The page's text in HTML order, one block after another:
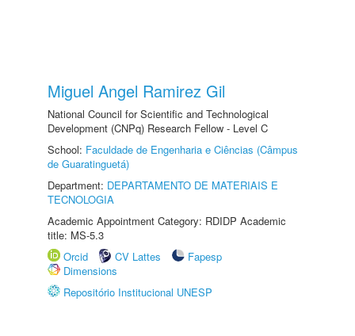
Miguel Angel Ramirez Gil
National Council for Scientific and Technological
Development (CNPq) Research Fellow - Level C
School: Faculdade de Engenharia e Ciências (Câmpus
de Guaratinguetá)
Department: DEPARTAMENTO DE MATERIAIS E
TECNOLOGIA
Academic Appointment Category: RDIDP Academic
title: MS-5.3
Orcid
CV Lattes
Fapesp
Dimensions
Repositório Institucional UNESP